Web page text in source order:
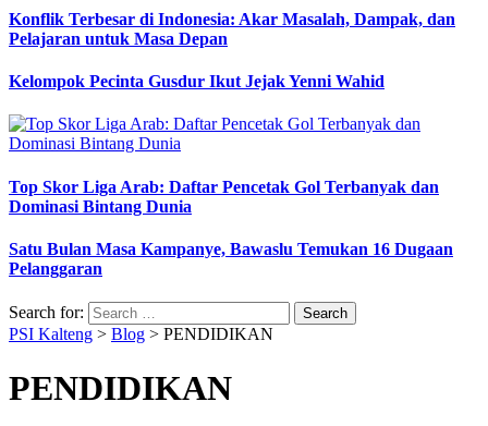
Konflik Terbesar di Indonesia: Akar Masalah, Dampak, dan
Pelajaran untuk Masa Depan
Kelompok Pecinta Gusdur Ikut Jejak Yenni Wahid
Top Skor Liga Arab: Daftar Pencetak Gol Terbanyak dan
Dominasi Bintang Dunia
Satu Bulan Masa Kampanye, Bawaslu Temukan 16 Dugaan
Pelanggaran
Search for:
PSI Kalteng > Blog > PENDIDIKAN
PENDIDIKAN